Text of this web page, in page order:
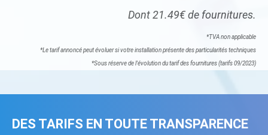
Dont 21.49€ de fournitures.
*TVA non applicable
*Le tarif annoncé peut évoluer si votre installation présente des particularités techniques
*Sous réserve de l'évolution du tarif des fournitures (tarifs 09/2023)
DES TARIFS EN TOUTE TRANSPARENCE